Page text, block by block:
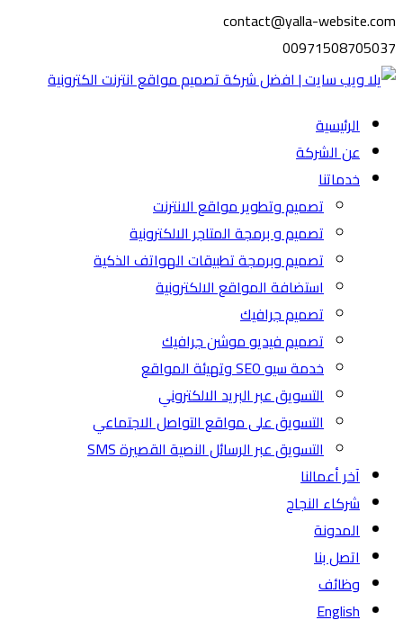
contact@yalla-website.com
00971508705037
الرئيسية
عن الشركة
خدماتنا
تصميم وتطوير مواقع الانترنت
تصميم و برمجة المتاجر الالكترونية
تصميم وبرمجة تطبيقات الهواتف الذكية
استضافة المواقع الالكترونية
تصميم جرافيك
تصميم فيديو موشن جرافيك
خدمة سيو SEO وتهيئة المواقع
التسويق عبر البريد الالكتروني
التسويق على مواقع التواصل الاجتماعي
التسويق عبر الرسائل النصية القصيرة SMS
آخر أعمالنا
شركاء النجاح
المدونة
اتصل بنا
وظائف
English